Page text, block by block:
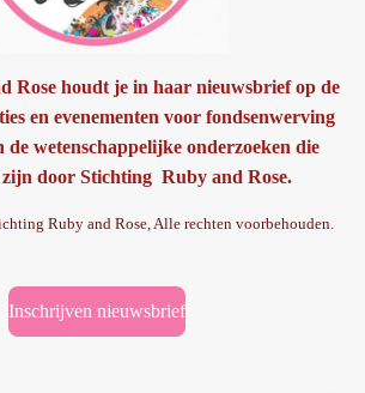
Rose houdt je in haar nieuwsbrief op de
en evenementen voor fondsenwerving
de wetenschappelijke onderzoeken die
door Stichting Ruby and Rose.
Ruby and Rose, Alle rechten voorbehouden.
Inschrijven nieuwsbrief